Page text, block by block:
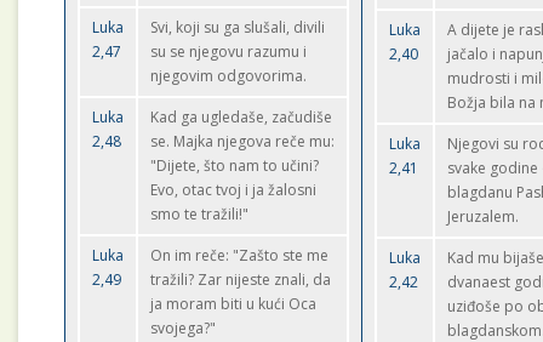
Luka
2,47
Svi, koji su ga slušali, divili
su se njegovu razumu i
njegovim odgovorima.
Luka
2,48
Kad ga ugledaše, začudiše
se. Majka njegova reče mu:
"Dijete, što nam to učini?
Evo, otac tvoj i ja žalosni
smo te tražili!"
Luka
2,49
On im reče: "Zašto ste me
tražili? Zar nijeste znali, da
ja moram biti u kući Oca
svojega?"
Luka
2,40
A dijete je
jačalo i
mudrosti i
Božja bila na
Luka
2,41
Njegovi su
svake godine
blagdanu
Jeruzalem.
Luka
2,42
Kad mu
dvanaest
uziđoše po